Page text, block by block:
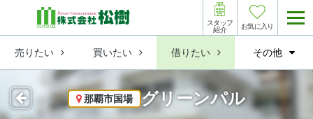
売りたい 買いたい 借りたい その他
スタッフ
紹介
お気に入り
那覇市国場 グリーンパル